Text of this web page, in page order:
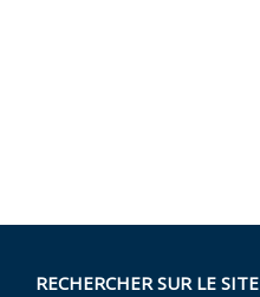
RECHERCHER SUR LE SITE